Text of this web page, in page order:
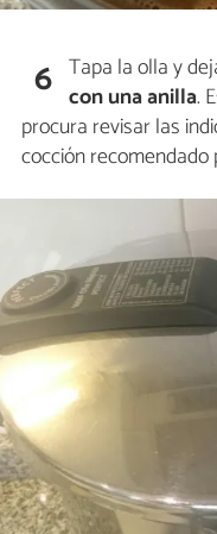
6 Tapa la olla y
con una anilla.
procura revisar las
cocción recomendado